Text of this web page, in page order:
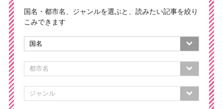
国名・都市名、ジャンルを選ぶと、読みたい記事を絞り
こみできます